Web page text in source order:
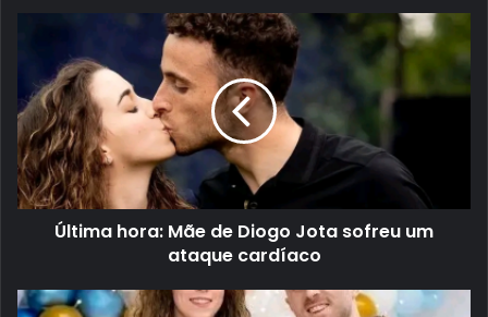
Última hora: Mãe de Diogo Jota sofreu um
ataque cardíaco